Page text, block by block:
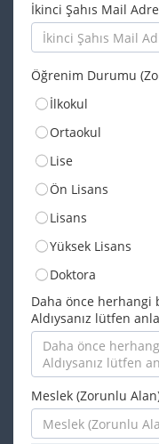
İkinci Şahıs Mail
Öğrenim Durumu
İlkokul
Ortaokul
Lise
Ön Lisans
Lisans
Yüksek Lisans
Doktora
Daha önce herhangi
Aldıysanız lütfen
Meslek (Zorunlu